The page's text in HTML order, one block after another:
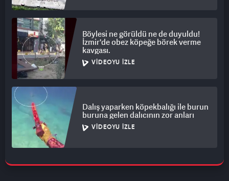
Böylesi ne görüldü ne de duyuldu!
İzmir'de obez köpeğe börek verme
kavgası.
VIDEOYU İZLE
Dalış yaparken köpekbalığı ile burun
buruna gelen dalıcının zor anları
VIDEOYU İZLE